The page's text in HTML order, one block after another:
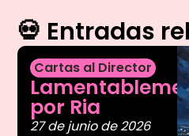
💀 Entradas
Cartas al Director
por Ria
27 de junio de 2026